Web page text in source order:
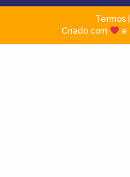
Termos|
Criado com
e